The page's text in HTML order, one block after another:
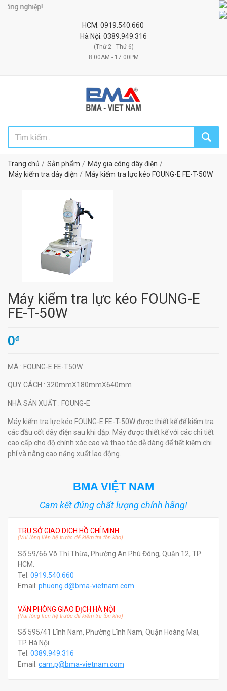
nghiệp!
HCM: 0919.540.660
Hà Nội: 0389.949.316
(Thứ 2 - Thứ 6)
8:00AM - 17:00PM
Trang chủ Sản phẩm
Máy gia công dây điện
Máy kiểm tra dây điện
Máy kiểm tra lực kéo FOUNG-E FE-T-50W
Máy kiểm tra lực kéo FOUNG-E
FE-T-50W
0đ
MÃ : FOUNG-E FE-T50W
QUY CÁCH : 320mmX180mmX640mm
NHÀ SẢN XUẤT : FOUNG-E
Máy kiểm tra lực kéo FOUNG-E FE-T-50W được thiết kế để kiểm tra
các đầu cốt dây điện sau khi dập. Máy được thiết kế với các chi tiết
cao cấp cho độ chính xác cao và thao tác dễ dàng để tiết kiệm chi
phí và nâng cao năng xuất lao động.
BMA VIỆT NAM
Cam kết đúng chất lượng chính hãng!
TRỤ SỞ GIAO DỊCH HỒ CHÍ MINH
(Vui lòng liên hệ trước để kiểm tra tồn kho)
Số 59/66 Võ Thị Thừa, Phường An Phú Đông, Quận 12, TP.
HCM.
Tel: 0919.540.660
Email: phuong.d@bma-vietnam.com
VĂN PHÒNG GIAO DỊCH HÀ NỘI
(Vui lòng liên hệ trước để kiểm tra tồn kho)
Số 595/41 Lĩnh Nam, Phường Lĩnh Nam, Quận Hoàng Mai,
TP. Hà Nội.
Tel: 0389.949.316
Email: cam.p@bma-vietnam.com